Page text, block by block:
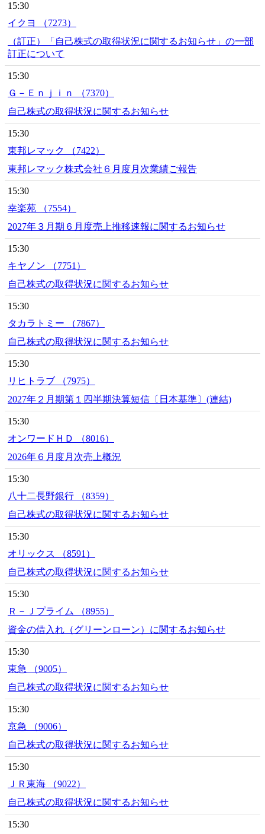
15:30
イクヨ （7273）
（訂正）「自己株式の取得状況に関するお知らせ」の一部
訂正について
15:30
Ｇ－Ｅｎｊｉｎ （7370）
自己株式の取得状況に関するお知らせ
15:30
東邦レマック （7422）
東邦レマック株式会社６月度月次業績ご報告
15:30
幸楽苑 （7554）
2027年３月期６月度売上推移速報に関するお知らせ
15:30
キヤノン （7751）
自己株式の取得状況に関するお知らせ
15:30
タカラトミー （7867）
自己株式の取得状況に関するお知らせ
15:30
リヒトラブ （7975）
2027年２月期第１四半期決算短信〔日本基準〕(連結)
15:30
オンワードＨＤ （8016）
2026年６月度月次売上概況
15:30
八十二長野銀行 （8359）
自己株式の取得状況に関するお知らせ
15:30
オリックス （8591）
自己株式の取得状況に関するお知らせ
15:30
Ｒ－Ｊプライム （8955）
資金の借入れ（グリーンローン）に関するお知らせ
15:30
東急 （9005）
自己株式の取得状況に関するお知らせ
15:30
京急 （9006）
自己株式の取得状況に関するお知らせ
15:30
ＪＲ東海 （9022）
自己株式の取得状況に関するお知らせ
15:30